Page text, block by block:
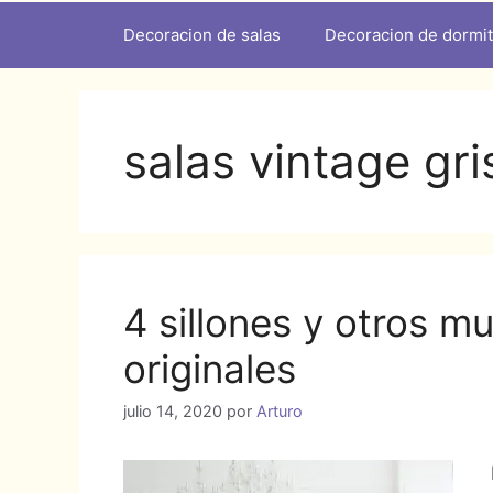
Decoracion de salas Decoracion de
salas vintage
4 sillones y otros
originales
julio 14, 2020 por Arturo